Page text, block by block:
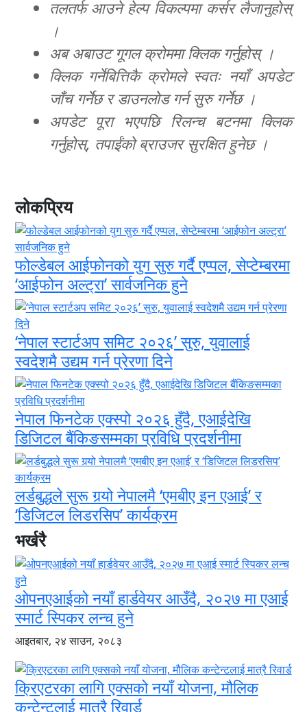
तलतर्फ आउने हेल्प विकल्पमा कर्सर लैजानुहोस्
।
अब अबाउट गूगल क्रोममा क्लिक गर्नुहोस् ।
क्लिक गर्नेबित्तिकै क्रोमले स्वतः नयाँ अपडेट
जाँच गर्नेछ र डाउनलोड गर्न सुरु गर्नेछ ।
अपडेट पूरा भएपछि रिलन्च बटनमा क्लिक
गर्नुहोस्, तपाईंको ब्राउजर सुरक्षित हुनेछ ।
लोकप्रिय
फोल्डेबल आईफोनको युग सुरु गर्दै एप्पल, सेप्टेम्बरमा
‘आईफोन अल्ट्रा’ सार्वजनिक हुने
‘नेपाल स्टार्टअप समिट २०२६’ सुरु, युवालाई
स्वदेशमै उद्यम गर्न प्रेरणा दिने
नेपाल फिनटेक एक्स्पो २०२६ हुँदै, एआईदेखि
डिजिटल बैंकिङसम्मका प्रविधि प्रदर्शनीमा
लर्डबुद्धले सुरू गर्‍यो नेपालमै ‘एमबीए इन एआई’ र
‘डिजिटल लिडरसिप’ कार्यक्रम
भर्खरै
ओपनएआईको नयाँ हार्डवेयर आउँदै, २०२७ मा एआई
स्मार्ट स्पिकर लन्च हुने
आइतबार, २४ साउन, २०८३
क्रिएटरका लागि एक्सको नयाँ योजना, मौलिक
कन्टेन्टलाई मात्रै रिवार्ड